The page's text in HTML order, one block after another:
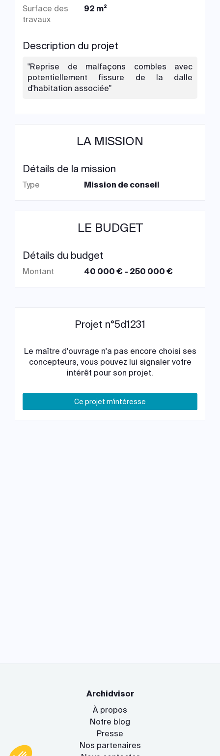
Surface des
travaux
92 m²
Description du projet
"Reprise de malfaçons combles avec
potentiellement fissure de la dalle
d'habitation associée"
LA MISSION
Détails de la mission
Type Mission de conseil
LE BUDGET
Détails du budget
Montant 40 000 € - 250 000 €
Projet n°5d1231
Le maître d'ouvrage n'a pas encore choisi ses
concepteurs, vous pouvez lui signaler votre
intérêt pour son projet.
Ce projet m'intéresse
Archidvisor
À propos
Notre blog
Presse
Nos partenaires